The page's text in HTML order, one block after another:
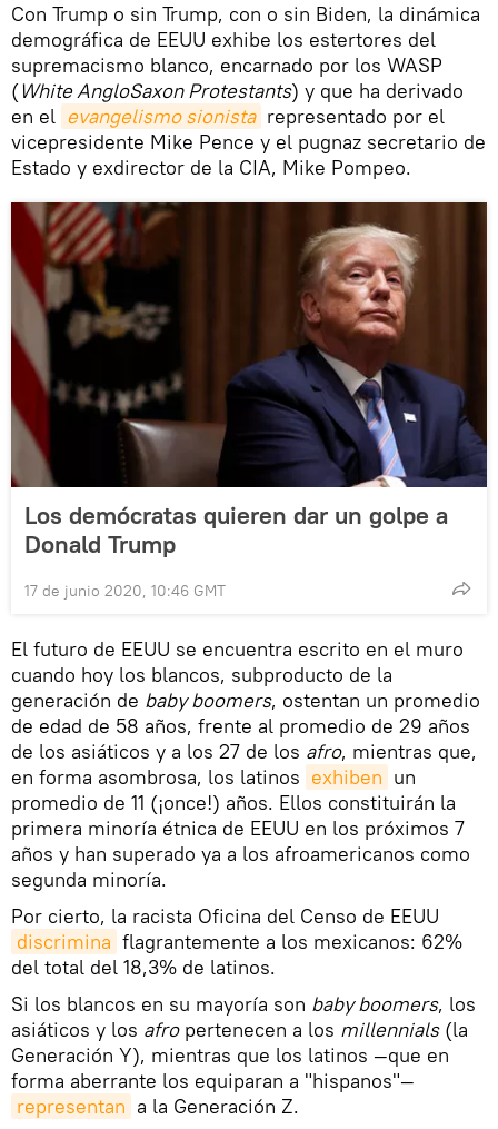
Con Trump o sin Trump, con o sin Biden, la dinámica
demográfica de EEUU exhibe los estertores del
supremacismo blanco, encarnado por los WASP
(White AngloSaxon Protestants) y que ha derivado
en el evangelismo sionista representado por el
vicepresidente Mike Pence y el pugnaz secretario de
Estado y exdirector de la CIA, Mike Pompeo.
Los demócratas quieren dar un golpe a
Donald Trump
17 de junio 2020, 10:46 GMT
El futuro de EEUU se encuentra escrito en el muro
cuando hoy los blancos, subproducto de la
generación de baby boomers, ostentan un promedio
de edad de 58 años, frente al promedio de 29 años
de los asiáticos y a los 27 de los afro, mientras que,
en forma asombrosa, los latinos exhiben un
promedio de 11 (¡once!) años. Ellos constituirán la
primera minoría étnica de EEUU en los próximos 7
años y han superado ya a los afroamericanos como
segunda minoría.
Por cierto, la racista Oficina del Censo de EEUU
discrimina flagrantemente a los mexicanos: 62%
del total del 18,3% de latinos.
Si los blancos en su mayoría son baby boomers, los
asiáticos y los afropertenecen a los millennials(la
Generación Y), mientras que los latinos —que en
forma aberrante los equiparan a "hispanos"—
representan a la Generación Z.